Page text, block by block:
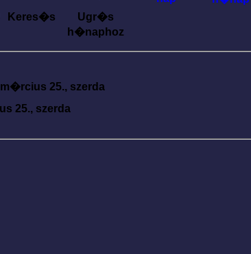
Keres�s
Ugr�s
h�naphoz
m�rcius 25., szerda
25., szerda